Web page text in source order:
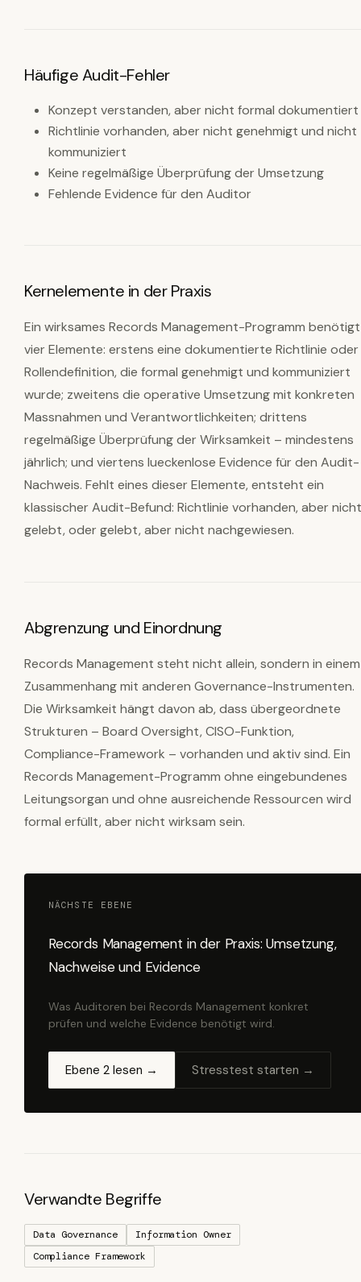
Häufige Audit-Fehler
Konzept verstanden, aber nicht formal dokumentiert
Richtlinie vorhanden, aber nicht genehmigt und nicht
kommuniziert
Keine regelmäßige Überprüfung der Umsetzung
Fehlende Evidence für den Auditor
Kernelemente in der Praxis
Ein wirksames Records Management-Programm benötigt
vier Elemente: erstens eine dokumentierte Richtlinie oder
Rollendefinition, die formal genehmigt und kommuniziert
wurde; zweitens die operative Umsetzung mit konkreten
Massnahmen und Verantwortlichkeiten; drittens
regelmäßige Überprüfung der Wirksamkeit – mindestens
jährlich; und viertens lueckenlose Evidence für den Audit-
Nachweis. Fehlt eines dieser Elemente, entsteht ein
klassischer Audit-Befund: Richtlinie vorhanden, aber nicht
gelebt, oder gelebt, aber nicht nachgewiesen.
Abgrenzung und Einordnung
Records Management steht nicht allein, sondern in einem
Zusammenhang mit anderen Governance-Instrumenten.
Die Wirksamkeit hängt davon ab, dass übergeordnete
Strukturen – Board Oversight, CISO-Funktion,
Compliance-Framework – vorhanden und aktiv sind. Ein
Records Management-Programm ohne eingebundenes
Leitungsorgan und ohne ausreichende Ressourcen wird
formal erfüllt, aber nicht wirksam sein.
NÄCHSTE EBENE
Records Management in der Praxis: Umsetzung,
Nachweise und Evidence
Was Auditoren bei Records Management konkret
prüfen und welche Evidence benötigt wird.
Ebene 2 lesen → Stresstest starten →
Verwandte Begriffe
Data Governance
Information Owner
Compliance Framework